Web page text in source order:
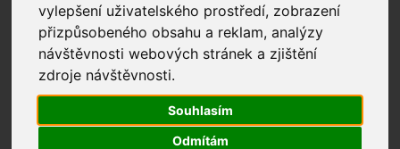
vylepšení uživatelského prostředí, zobrazení
přizpůsobeného obsahu a reklam, analýzy
návštěvnosti webových stránek a zjištění
zdroje návštěvnosti.
Souhlasím
Odmítám
Vážení zákazníci, v tuto chvíli je Náš internetový obchod v
režimu Katalogu. Objednávky on-line nyní nelze vyřídit.
Děkujeme za pochopení.
Výprodej